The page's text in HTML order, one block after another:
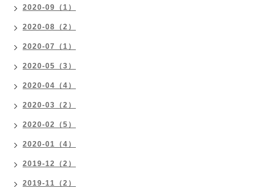
2020-09（1）
2020-08（2）
2020-07（1）
2020-05（3）
2020-04（4）
2020-03（2）
2020-02（5）
2020-01（4）
2019-12（2）
2019-11（2）